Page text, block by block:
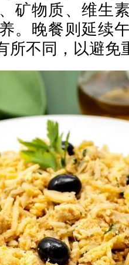
矿物质、维生
。晚餐则延续
所不同，以避免